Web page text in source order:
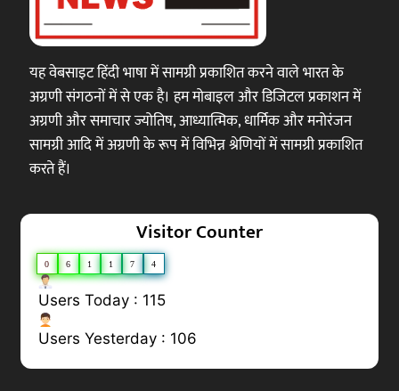
यह वेबसाइट हिंदी भाषा में सामग्री प्रकाशित करने वाले भारत के
अग्रणी संगठनों में से एक है। हम मोबाइल और डिजिटल प्रकाशन में
अग्रणी और समाचार ज्योतिष, आध्यात्मिक, धार्मिक और मनोरंजन
सामग्री आदि में अग्रणी के रूप में विभिन्न श्रेणियों में सामग्री प्रकाशित
करते हैं।
Visitor Counter
0 6 1 1 7 4
Users Today : 115
Users Yesterday : 106